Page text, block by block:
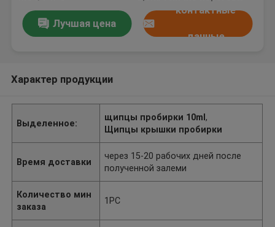
Лучшая цена
контактные
данные
Характер продукции
Выделенное:
щипцы пробирки 10ml,
Щипцы крышки пробирки
Время доставки
через 15-20 рабочих дней после
полученной залеми
Количество мин
заказа
1PC